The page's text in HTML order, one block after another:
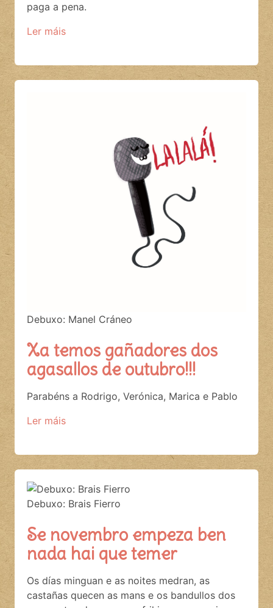
paga a pena.
Ler máis
Debuxo: Manel Cráneo
Xa temos gañadores dos
agasallos de outubro!!!
Parabéns a Rodrigo, Verónica, Marica e Pablo
Ler máis
Debuxo: Brais Fierro
Se novembro empeza ben
nada hai que temer
Os días minguan e as noites medran, as
castañas quecen as mans e os bandullos dos